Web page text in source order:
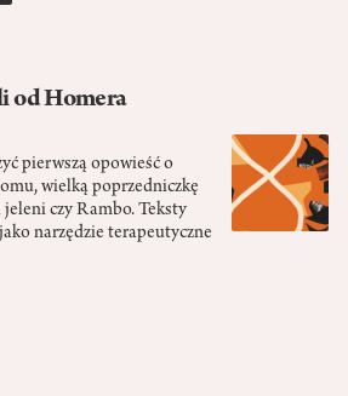
od Homera
pierwszą opowieść o
wielką poprzedniczkę
czy Rambo. Teksty
narzędzie terapeutyczne